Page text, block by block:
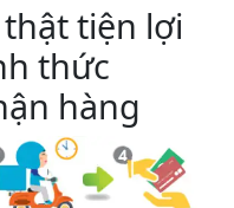
tiện lợi
thức
hàng